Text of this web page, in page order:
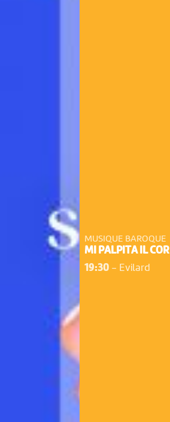
MUSIQUE BAROQUE
MI PALPITA IL COR
19:30- Evilard